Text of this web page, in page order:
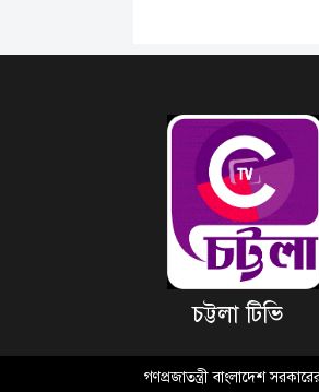
চট্টলা টিভি
গণপ্রজাতন্ত্রী বাংলাদেশ